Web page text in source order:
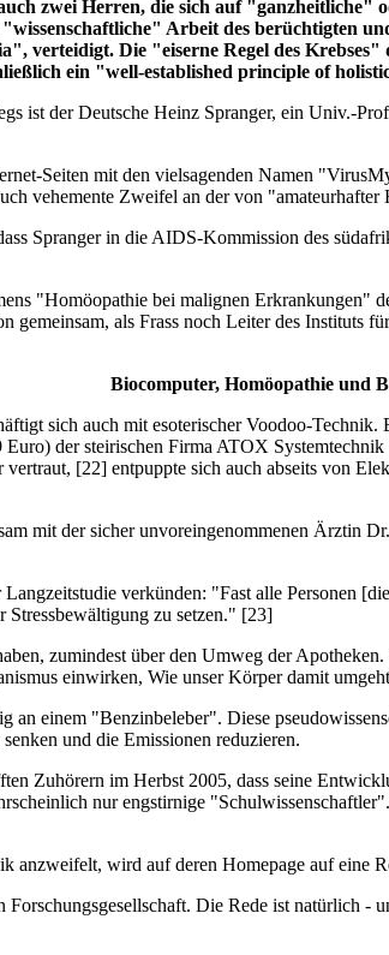
zwei Herren, die sich auf
Arbeit des berüchtigten
verteidigt. Die "eiserne Regel des
ein "well-established principle of
ist der Deutsche Heinz Spranger, ein Univ.-
Seiten mit den vielsagenden Namen
vehemente Zweifel an der von
Spranger in die AIDS-Kommission des
"Homöopathie bei malignen Erkrankungen"
gemeinsam, als Frass noch Leiter des
Biocomputer, Homöopathie und
sich auch mit esoterischer Voodoo-
der steirischen Firma ATOX
[22] entpuppte sich auch abseits von
mit der sicher unvoreingenommenen
verkünden: "Fast alle Personen
Stressbewältigung zu setzen." [23]
zumindest über den Umweg der
einwirken, Wie unser Körper damit
einem "Benzinbeleber". Diese
und die Emissionen reduzieren.
Zuhörern im Herbst 2005, dass seine
nur engstirnige
anzweifelt, wird auf deren Homepage auf eine
Forschungsgesellschaft. Die Rede ist